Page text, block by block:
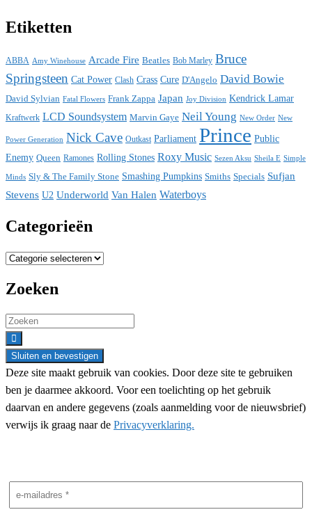
Etiketten
ABBA Amy Winehouse Arcade Fire Beatles Bob Marley Bruce
Springsteen Cat Power Clash Crass Cure D'Angelo David Bowie
David Sylvian Fatal Flowers Frank Zappa Japan Joy Division Kendrick Lamar
Kraftwerk LCD Soundsystem Marvin Gaye Neil Young New Order New
Power Generation Nick Cave Outkast Parliament Prince Public
Enemy Queen Ramones Rolling Stones Roxy Music Sezen Aksu Sheila E Simple
Minds Sly & The Family Stone Smashing Pumpkins Smiths Specials Sufjan
Stevens U2 Underworld Van Halen Waterboys
Categorieën
Categorieën
Zoeken
Search
for:
Deze site maakt gebruik van cookies. Door deze site te gebruiken
ben je daarmee akkoord. Voor een toelichting op het gebruik
daarvan en andere gegevens (zoals aanmelding voor de nieuwsbrief)
verwijs ik graag naar de Privacyverklaring.